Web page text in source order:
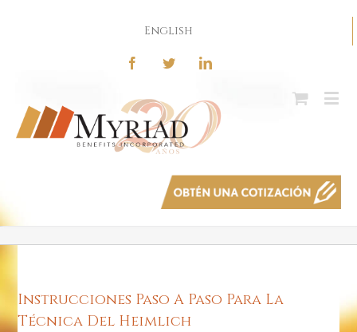
English
Instrucciones Paso A Paso Para La
Técnica Del Heimlich